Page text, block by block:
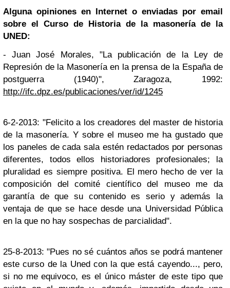
Alguna opiniones en Internet o enviadas por email
sobre el Curso de Historia de la masonería de la
UNED:
- Juan José Morales, "La publicación de la Ley de
Represión de la Masonería en la prensa de la España de
postguerra (1940)", Zaragoza, 1992:
http://ifc.dpz.es/publicaciones/ver/id/1245
6-2-2013: "Felicito a los creadores del master de historia
de la masonería. Y sobre el museo me ha gustado que
los paneles de cada sala estén redactados por personas
diferentes, todos ellos historiadores profesionales; la
pluralidad es siempre positiva. El mero hecho de ver la
composición del comité científico del museo me da
garantía de que su contenido es serio y además la
ventaja de que se hace desde una Universidad Pública
en la que no hay sospechas de parcialidad".
25-8-2013: "Pues no sé cuántos años se podrá mantener
este curso de la Uned con la que está cayendo..., pero,
si no me equivoco, es el único máster de este tipo que